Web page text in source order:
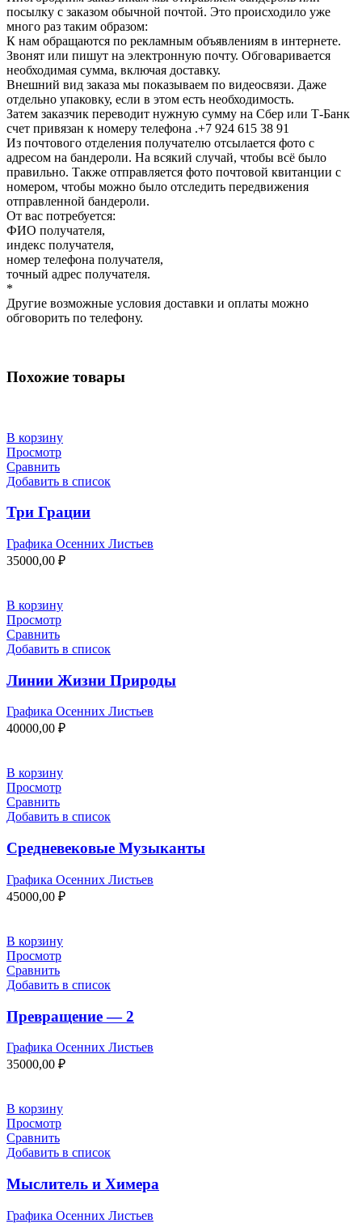
посылку с заказом обычной почтой. Это происходило уже
много раз таким образом:
К нам обращаются по рекламным объявлениям в интернете.
Звонят или пишут на электронную почту. Обговаривается
необходимая сумма, включая доставку.
Внешний вид заказа мы показываем по видеосвязи. Даже
отдельно упаковку, если в этом есть необходимость.
Затем заказчик переводит нужную сумму на Сбер или Т-Банк
счет привязан к номеру телефона .+7 924 615 38 91
Из почтового отделения получателю отсылается фото с
адресом на бандероли. На всякий случай, чтобы всё было
правильно. Также отправляется фото почтовой квитанции с
номером, чтобы можно было отследить передвижения
отправленной бандероли.
От вас потребуется:
ФИО получателя,
индекс получателя,
номер телефона получателя,
точный адрес получателя.
*
Другие возможные условия доставки и оплаты можно
обговорить по телефону.
Похожие товары
В корзину
Просмотр
Сравнить
Добавить в список
Три Грации
Графика Осенних Листьев
35000,00 ₽
В корзину
Просмотр
Сравнить
Добавить в список
Линии Жизни Природы
Графика Осенних Листьев
40000,00 ₽
В корзину
Просмотр
Сравнить
Добавить в список
Средневековые Музыканты
Графика Осенних Листьев
45000,00 ₽
В корзину
Просмотр
Сравнить
Добавить в список
Превращение — 2
Графика Осенних Листьев
35000,00 ₽
В корзину
Просмотр
Сравнить
Добавить в список
Мыслитель и Химера
Графика Осенних Листьев